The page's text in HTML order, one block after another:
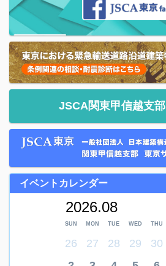
JSCA関東甲信越支部
イベントカレンダー
2026.08
SUN MON TUE WED THU
26 27 28 29 30